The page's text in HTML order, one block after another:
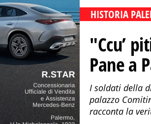
HISTORIA
"Ccu’
Pane a
I soldati della
palazzo
racconta la